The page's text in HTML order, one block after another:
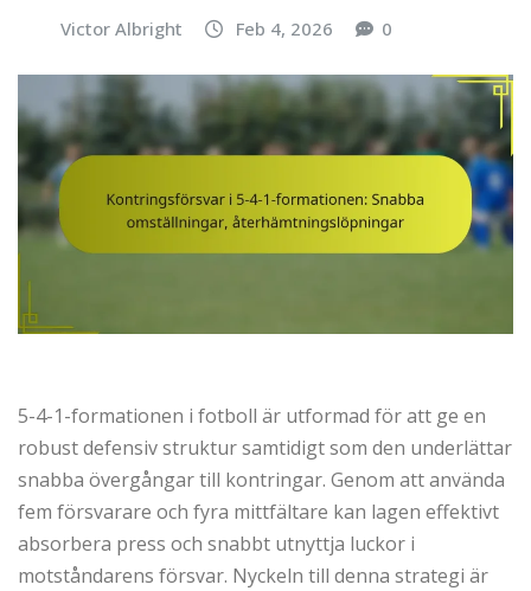
Victor Albright Feb 4, 2026 0
5-4-1-formationen i fotboll är utformad för att ge en
robust defensiv struktur samtidigt som den underlättar
snabba övergångar till kontringar. Genom att använda
fem försvarare och fyra mittfältare kan lagen effektivt
absorbera press och snabbt utnyttja luckor i
motståndarens försvar. Nyckeln till denna strategi är